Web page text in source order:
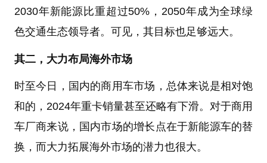
2030年新能源比重超过50%，2050年成为全球绿
色交通生态领导者。可见，其目标也足够远大。
其二，大力布局海外市场
时至今日，国内的商用车市场，总体来说是相对饱
和的，2024年重卡销量甚至还略有下滑。对于商用
车厂商来说，国内市场的增长点在于新能源车的替
换，而大力拓展海外市场的潜力也很大。